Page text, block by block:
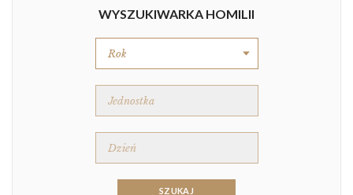
WYSZUKIWARKA HOMILII